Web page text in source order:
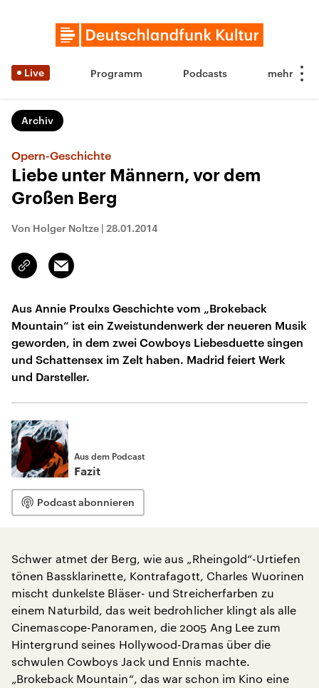
Live Programm Podcasts
Archiv
Opern-Geschichte
Liebe unter Männern, vor dem
Großen Berg
Von Holger Noltze | 28.01.2014
Link
kopieren/teilen
Email
Aus Annie Proulxs Geschichte vom „Brokeback
Mountain“ ist ein Zweistundenwerk der neueren Musik
geworden, in dem zwei Cowboys Liebesduette singen
und Schattensex im Zelt haben. Madrid feiert Werk
und Darsteller.
Aus dem Podcast
Fazit
Podcast abonnieren
Schwer atmet der Berg, wie aus „Rheingold“-Urtiefen
tönen Bassklarinette, Kontrafagott, Charles Wuorinen
mischt dunkelste Bläser- und Streicherfarben zu
einem Naturbild, das weit bedrohlicher klingt als alle
Cinemascope-Panoramen, die 2005 Ang Lee zum
Hintergrund seines Hollywood-Dramas über die
schwulen Cowboys Jack und Ennis machte.
„Brokeback Mountain“, das war schon im Kino eine